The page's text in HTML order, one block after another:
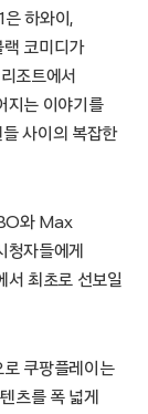
은 하와이,
코미디가
조트에서
지는 이야기를
사이의 복잡한
와 Max
자들에게
서 최초로 선보일
쿠팡플레이는
츠를 폭 넓게